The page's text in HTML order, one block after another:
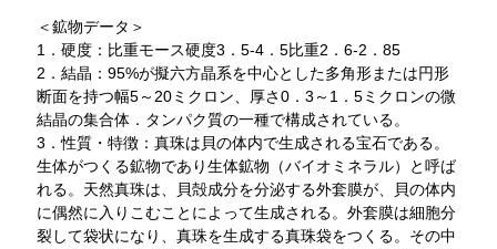
＜鉱物データ＞
1．硬度：比重モース硬度3．5-4．5比重2．6-2．85
2．結晶：95%が擬六方晶系を中心とした多角形または円形
断面を持つ幅5～20ミクロン、厚さ0．3～1．5ミクロンの微
結晶の集合体．タンパク質の一種で構成されている。
3．性質・特徴：真珠は貝の体内で生成される宝石である。
生体がつくる鉱物であり生体鉱物（バイオミネラル）と呼ば
れる。天然真珠は、貝殻成分を分泌する外套膜が、貝の体内
に偶然に入りこむことによって生成される。外套膜は細胞分
裂して袋状になり、真珠を生成する真珠袋をつくる。その中